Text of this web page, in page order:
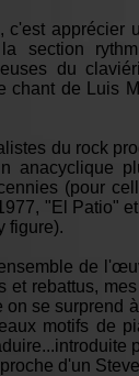
c'est
section
du
chant de Luis
du rock
anacyclique
(pour
"El Patio"
figure).
de
et rebattus,
se surprend
motifs de
d'un